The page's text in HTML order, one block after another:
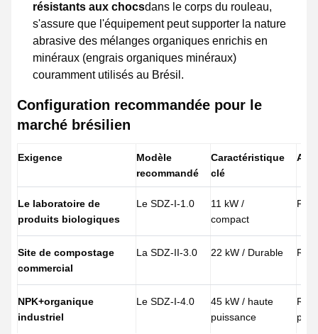
résistants aux chocsdans le corps du rouleau,
s'assure que l'équipement peut supporter la nature
abrasive des mélanges organiques enrichis en
minéraux (engrais organiques minéraux)
couramment utilisés au Brésil.
Configuration recommandée pour le
marché brésilien
Exigence
Modèle
recommandé
Caractéristique
clé
Le laboratoire de
produits biologiques
Le SDZ-I-1.0
11 kW /
compact
Site de compostage
commercial
La SDZ-II-3.0 22 kW / Durable
NPK+organique
industriel
Le SDZ-I-4.0
45 kW / haute
puissance